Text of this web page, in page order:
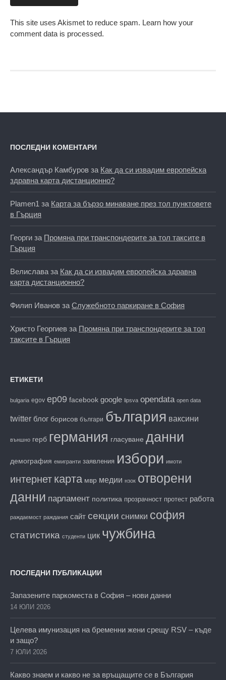
This site uses Akismet to reduce spam. Learn how your
comment data is processed.
ПОСЛЕДНИ КОМЕНТАРИ
Александър Камбуров за Как да си извадим европейска
здравна карта дистанционно?
Plamen1 за Карта за бързо минаване през тол пунктовете
в Гърция
Георги за Промяна при транспондерите за тол таксите в
Гърция
Велислава за Как да си извадим европейска здравна
карта дистанционно?
Филип Иванов за Служебното паркиране в София
Христо Георгиев за Промяна при транспондерите за тол
таксите в Гърция
ЕТИКЕТИ
bulgaria egov ep09 facebook google lipsva opendata open data
twitter блог борисов българи българия ваксини
външно герб германия гласуване данни
демография емигранти заявления избори имоти
интернет карта мвр медии нзок отворени
данни парламент политика прозрачност протест работа
раждаемост раждания сайт секции снимки софия
статистика студенти цик чужбина
ПОСЛЕДНИ ПУБЛИКАЦИИ
Запазените паркоместа в София – нови данни
14 ЮЛИ 2026
Целева имунизация на бременни жени срещу RSV – къде
и защо?
7 ЮЛИ 2026
Какво знаем и какво не за връщащите се в България